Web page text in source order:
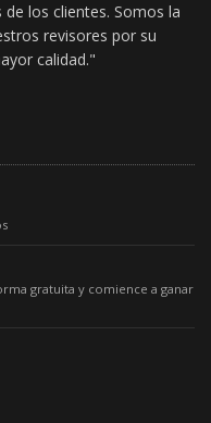
los clientes. Somos la
revisores por su
calidad."
gratuita y comience a ganar